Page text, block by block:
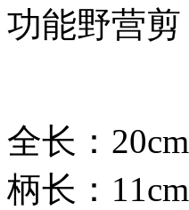
功能野营剪
全长：20cm
柄长：11cm